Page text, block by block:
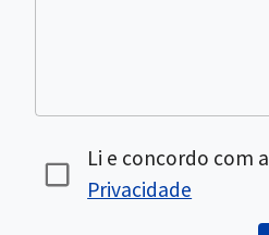
Li e concordo com a
Privacidade